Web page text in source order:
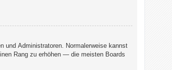
und Administratoren. Normalerweise kannst
Rang zu erhöhen — die meisten Boards